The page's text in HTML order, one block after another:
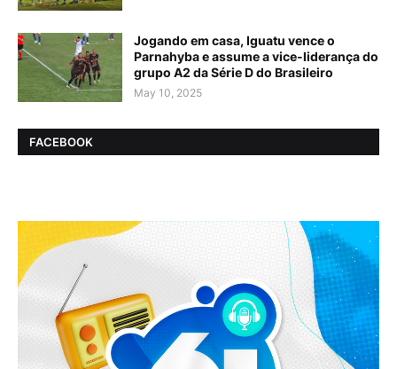
Jogando em casa, Iguatu vence o
Parnahyba e assume a vice-liderança do
grupo A2 da Série D do Brasileiro
May 10, 2025
FACEBOOK